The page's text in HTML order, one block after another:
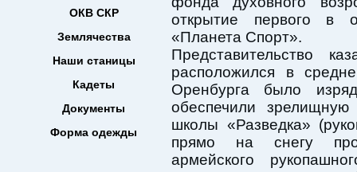
ОКВ СКР
Землячества
Наши станицы
Кадеты
Документы
Форма одежды
открытие первого в
«Планета Спорт».
Представительство
расположился в
Оренбурга было
обеспечили
школы «Разведка»
прямо на снегу
армейского